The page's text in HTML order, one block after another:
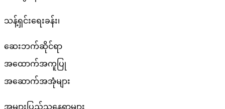
သန့်ရှင်းရေးခန်း၊
ဆေးဘက်ဆိုင်ရာ
အထောက်အကူပြု
အဆောက်အအုံများ
အများပြည်သူနေရာများ